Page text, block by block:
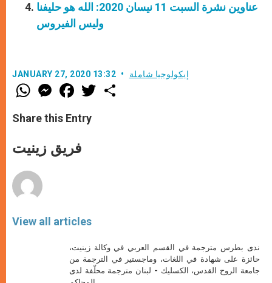
عناوين نشرة السبت 11 نيسان 2020: الله هو حليفنا
وليس الفيروس
JANUARY 27, 2020 13:32 إيكولوجيا شاملة
W
h
t
s
p
p
M
e
s
e
g
e
F
a
e
b
o
k
w
Share this Entry
فريق زينيت
View all articles
ندى بطرس مترجمة في القسم العربي في وكالة زينيت،
حائزة على شهادة في اللغات، وماجستير في الترجمة من
جامعة الروح القدس، الكسليك - لبنان مترجمة محلّفة لدى